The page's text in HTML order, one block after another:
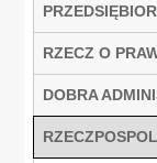
RZECZ O
DOBRA